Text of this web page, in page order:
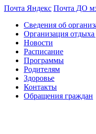
Почта Яндекс Почта ДО
Сведения об
Организация отдыха
Новости
Расписание
Программы
Родителям
Здоровье
Контакты
Обращения граждан